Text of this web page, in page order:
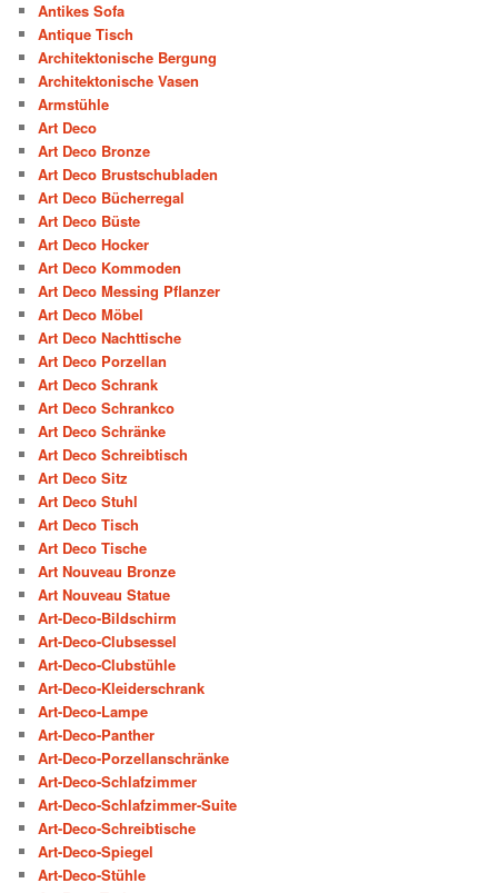
Antikes Sofa
Antique Tisch
Architektonische Bergung
Architektonische Vasen
Armstühle
Art Deco
Art Deco Bronze
Art Deco Brustschubladen
Art Deco Bücherregal
Art Deco Büste
Art Deco Hocker
Art Deco Kommoden
Art Deco Messing Pflanzer
Art Deco Möbel
Art Deco Nachttische
Art Deco Porzellan
Art Deco Schrank
Art Deco Schrankco
Art Deco Schränke
Art Deco Schreibtisch
Art Deco Sitz
Art Deco Stuhl
Art Deco Tisch
Art Deco Tische
Art Nouveau Bronze
Art Nouveau Statue
Art-Deco-Bildschirm
Art-Deco-Clubsessel
Art-Deco-Clubstühle
Art-Deco-Kleiderschrank
Art-Deco-Lampe
Art-Deco-Panther
Art-Deco-Porzellanschränke
Art-Deco-Schlafzimmer
Art-Deco-Schlafzimmer-Suite
Art-Deco-Schreibtische
Art-Deco-Spiegel
Art-Deco-Stühle